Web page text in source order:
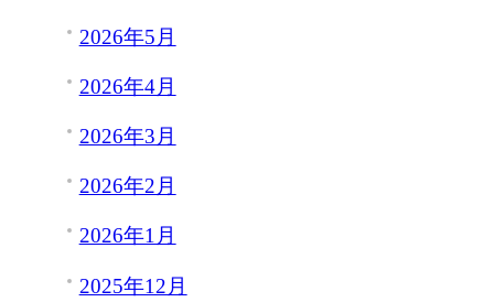
2026年5月
2026年4月
2026年3月
2026年2月
2026年1月
2025年12月